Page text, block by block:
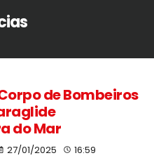
de Bombeiros
do Mar
27/01/2025 16:59